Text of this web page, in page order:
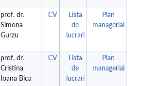
prof. dr.
Simona
Gurzu
CV
Lista
de
lucrari
Plan
managerial
prof. dr.
Cristina
Ioana Bica
CV
Lista
de
lucrari
Plan
managerial